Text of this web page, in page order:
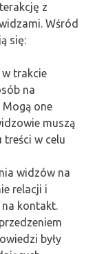
z
Wśród
się:
w trakcie
na
one
muszą
treści w celu
widzów na
relacji i
kontakt.
były